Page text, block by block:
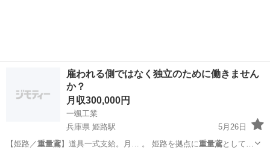
雇われる側ではなく独立のために働きません
か？
月収300,000円
一颯工業
兵庫県 姫路駅
5月26日
【姫路／重量鳶】道具一式支給。月… 。 姫路を拠点に重量鳶として活